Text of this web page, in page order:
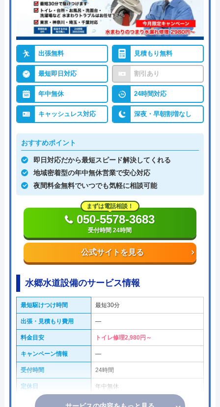
出張無料 見積もり無料
最短即日対応 割引あり
年中無休 24時間対応
キャッシュレス対応 深夜・早朝割増なし
おすすめポイント
即日対応だから最短スピード解決してくれる
地域密着型の年中無休営業で安心対応
夜間料金無料でいつでも気軽に相談可能
公式サイトを見る
まずは電話相談！
050-5578-3683
受付時間 24時間
水郷水道設備のサービス情報
最短駆けつけ時間 最短30分
出張・見積もり費用 ―
料金目安 トイレ修理2,980円～
キャンペーン情報 ―
受付時間 24時間
定休日 年中無休